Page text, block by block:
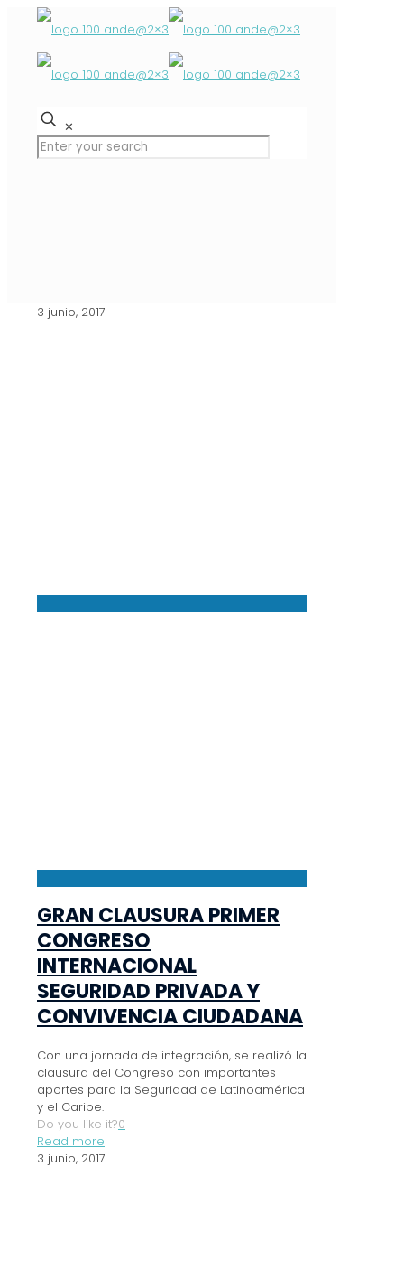
✕
3 junio, 2017
GRAN CLAUSURA PRIMER
CONGRESO
INTERNACIONAL
SEGURIDAD PRIVADA Y
CONVIVENCIA CIUDADANA
Con una jornada de integración, se realizó la
clausura del Congreso con importantes
aportes para la Seguridad de Latinoamérica
y el Caribe.
Do you like it?0
Read more
3 junio, 2017